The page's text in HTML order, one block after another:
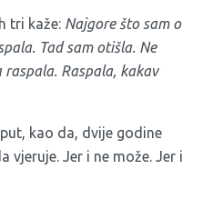
tri kaže: Najgore što sam o
Tad sam otišla. Ne
raspala. Raspala, kakav
kao da, dvije godine
vjeruje. Jer i ne može. Jer i